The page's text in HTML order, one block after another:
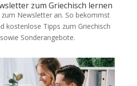
zum Griechisch lernen
Newsletter an. So bekommst
kostenlose Tipps zum Griechisch
Sonderangebote.